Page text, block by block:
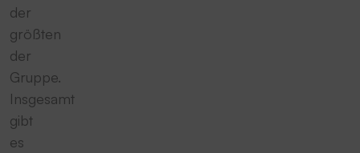
der
größten
der
Gruppe.
Insgesamt
gibt
es